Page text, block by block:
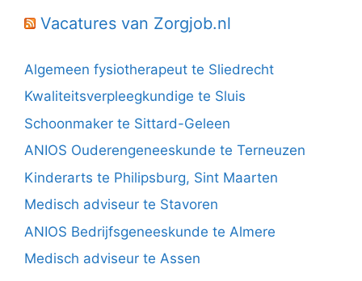
Vacatures van Zorgjob.nl
Algemeen fysiotherapeut te Sliedrecht
Kwaliteitsverpleegkundige te Sluis
Schoonmaker te Sittard-Geleen
ANIOS Ouderengeneeskunde te Terneuzen
Kinderarts te Philipsburg, Sint Maarten
Medisch adviseur te Stavoren
ANIOS Bedrijfsgeneeskunde te Almere
Medisch adviseur te Assen